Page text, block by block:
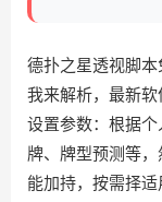
德扑之星透视脚本
我来解析，最新软
设置参数：根据
牌、牌型预测等
能加持，按需择